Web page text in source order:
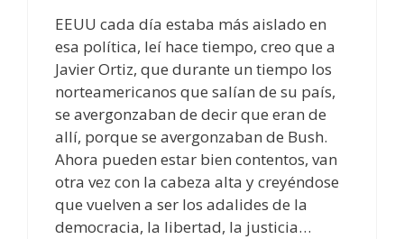
EEUU cada día estaba más aislado en
esa política, leí hace tiempo, creo que a
Javier Ortiz, que durante un tiempo los
norteamericanos que salían de su país,
se avergonzaban de decir que eran de
allí, porque se avergonzaban de Bush.
Ahora pueden estar bien contentos, van
otra vez con la cabeza alta y creyéndose
que vuelven a ser los adalides de la
democracia, la libertad, la justicia…